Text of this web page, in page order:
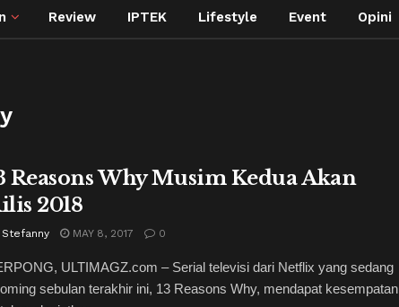
Review IPTEK Lifestyle Event Opini
Reasons Why Musim Kedua Akan
2018
Stefanny MAY 8, 2017 0
ULTIMAGZ.com – Serial televisi dari Netflix yang sedang
sebulan terakhir ini, 13 Reasons Why, mendapat kesempatan